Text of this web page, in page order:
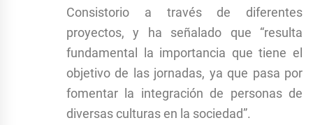
Consistorio a través de diferentes
proyectos, y ha señalado que “resulta
fundamental la importancia que tiene el
objetivo de las jornadas, ya que pasa por
fomentar la integración de personas de
diversas culturas en la sociedad”.